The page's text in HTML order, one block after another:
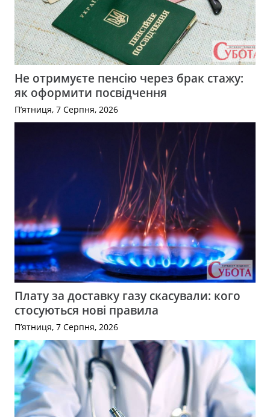
Не отримуєте пенсію через брак стажу:
як оформити посвідчення
П’ятниця, 7 Серпня, 2026
Плату за доставку газу скасували: кого
стосуються нові правила
П’ятниця, 7 Серпня, 2026